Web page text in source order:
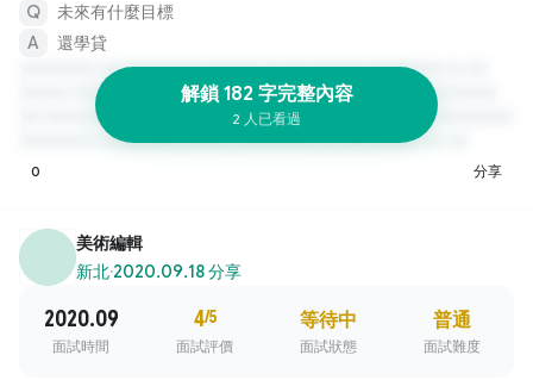
未來有什麼目標
還學貸
解鎖 182 字完整內容
2 人已看過
0 分享
美術編輯
新北·2020.09.18 分享
2020.09
面試時間
4/5
面試評價
等待中
面試狀態
普通
面試難度